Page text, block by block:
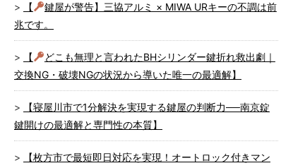
【
鍵屋が警告】三協アルミ × MIWA URキーの不調は前
兆です。
【
どこも無理と言われたBHシリンダー鍵折れ救出劇｜
交換NG・破壊NGの状況から導いた唯一の最適解】
【寝屋川市で1分解決を実現する鍵屋の判断力──南京錠
鍵開けの最適解と専門性の本質】
【枚方市で最短即日対応を実現！オートロック付きマン